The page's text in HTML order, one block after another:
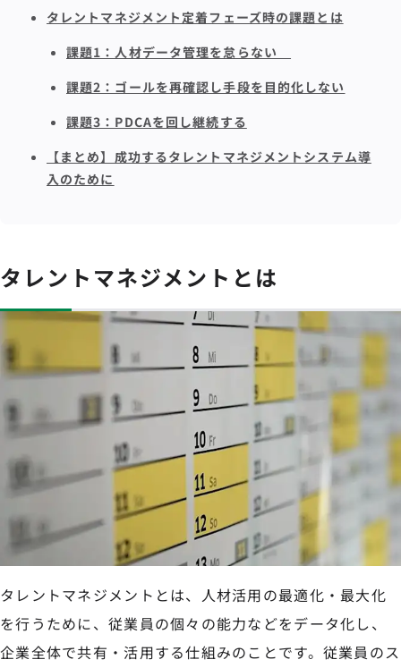
タレントマネジメント定着フェーズ時の課題とは
課題1：人材データ管理を怠らない
課題2：ゴールを再確認し手段を目的化しない
課題3：PDCAを回し継続する
【まとめ】成功するタレントマネジメントシステム導
入のために
タレントマネジメントとは
タレントマネジメントとは、人材活用の最適化・最大化
を行うために、従業員の個々の能力などをデータ化し、
企業全体で共有・活用する仕組みのことです。従業員のス